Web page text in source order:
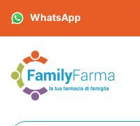
WhatsApp